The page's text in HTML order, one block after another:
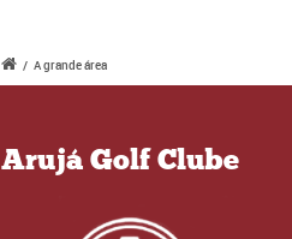
/ A grande área
Arujá Golf Clube